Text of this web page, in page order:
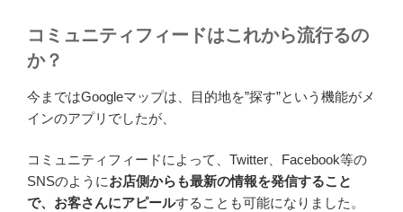
コミュニティフィードはこれから流行るの
か？
今まではGoogleマップは、目的地を”探す”という機能がメ
インのアプリでしたが、
コミュニティフィードによって、Twitter、Facebook等の
SNSのようにお店側からも最新の情報を発信すること
で、お客さんにアピールすることも可能になりました。